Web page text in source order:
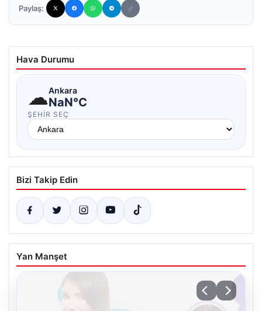
Paylaş:
Hava Durumu
☁Ankara
NaN°C
ŞEHIR SEÇ
Bizi Takip Edin
Yan Manşet